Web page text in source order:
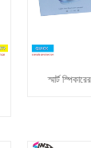
স্মার্ট